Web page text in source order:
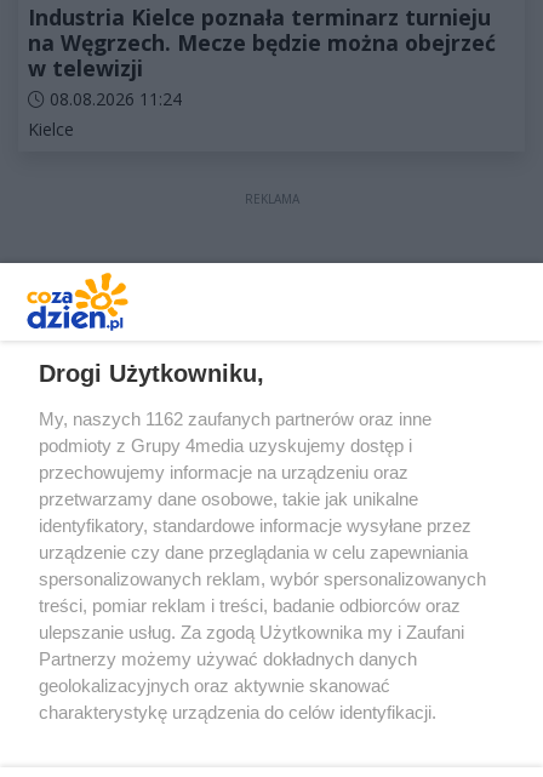
Industria Kielce poznała terminarz turnieju
na Węgrzech. Mecze będzie można obejrzeć
w telewizji
Data dodania artykułu:
08.08.2026 11:24
Kategorie artykułu:
Kielce
REKLAMA
Prywatność Reklama Redakcja Praca Kielce
Drogi Użytkowniku,
My, naszych 1162 zaufanych partnerów oraz inne
podmioty z Grupy 4media uzyskujemy dostęp i
przechowujemy informacje na urządzeniu oraz
przetwarzamy dane osobowe, takie jak unikalne
identyfikatory, standardowe informacje wysyłane przez
urządzenie czy dane przeglądania w celu zapewniania
spersonalizowanych reklam, wybór spersonalizowanych
treści, pomiar reklam i treści, badanie odbiorców oraz
ulepszanie usług. Za zgodą Użytkownika my i Zaufani
Partnerzy możemy używać dokładnych danych
geolokalizacyjnych oraz aktywnie skanować
charakterystykę urządzenia do celów identyfikacji.